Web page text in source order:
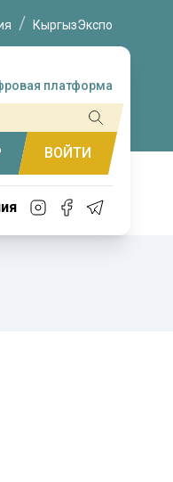
КыргызЭкспо
платформа
ВОЙТИ